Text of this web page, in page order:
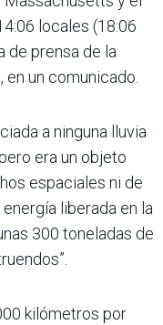
locales (18:06
de prensa de la
en un comunicado.
a ninguna lluvia
era un objeto
espaciales ni de
energía liberada en la
300 toneladas de
kilómetros por